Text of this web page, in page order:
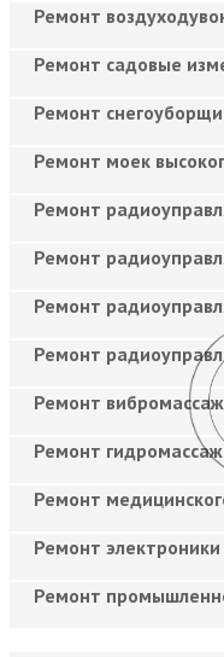
Ремонт
Ремонт садовые
Ремонт
Ремонт моек
Ремонт
Ремонт
Ремонт
Ремонт
Ремонт
Ремонт
Ремонт
Ремонт электроники
Ремонт